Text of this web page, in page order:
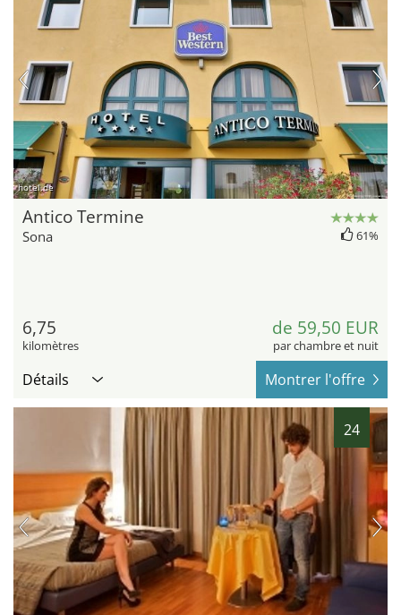
hotel.de
Antico Termine
Sona 61%
6,75
kilomètres
de 59,50 EUR
par chambre et nuit
Détails Montrer l'offre
24